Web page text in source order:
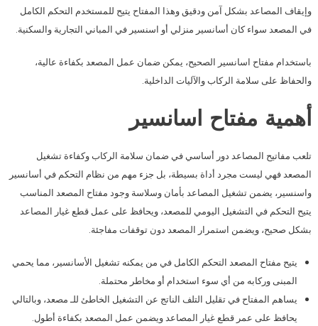
وإيقاف المصاعد بشكل آمن ودقيق وهذا المفتاح يتيح للمستخدم التحكم الكامل
في المصعد سواء كان أسانسير منزلي أو اسنسير في المباني التجارية والسكنية.
باستخدام مفتاح اسانسير الصحيح، يمكن ضمان عمل المصعد بكفاءة عالية،
والحفاظ على سلامة الركاب والآليات الداخلية.
أهمية مفتاح اسانسير
تلعب مفاتيح المصاعد دور أساسي في ضمان سلامة الركاب وكفاءة تشغيل
المصعد فهي ليست مجرد أداة بسيطة، بل جزء مهم من نظام التحكم في أسانسير
واسنسير، يضمن تشغيل المصاعد بأمان وسلاسة وجود مفتاح المصعد المناسب
يتيح التحكم في التشغيل اليومي للمصعد، ويحافظ على عمل قطع غيار المصاعد
بشكل صحيح، ويضمن استمرار المصعد دون توقفات مفاجئة.
يتيح مفتاح المصعد التحكم الكامل في من يمكنه تشغيل الأسانسير، مما يحمي
المبنى وركابه من أي سوء استخدام أو مخاطر محتملة.
يساهم المفتاح في تقليل التلف الناتج عن التشغيل الخاطئ للـ مصعد، وبالتالي
يحافظ على عمر قطع غيار المصاعد ويضمن عمل المصعد بكفاءة أطول.